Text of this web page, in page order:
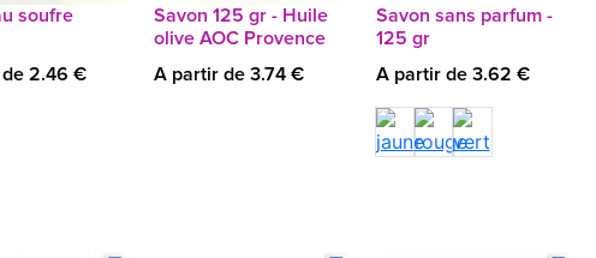
soufre
2.46 €
Savon 125 gr - Huile
olive AOC Provence
A partir de 3.74 €
Savon sans parfum -
125 gr
A partir de 3.62 €